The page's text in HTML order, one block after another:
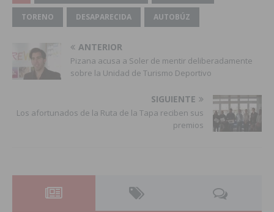
TORENO DESAPARECIDA AUTOBÚZ
ANTERIOR
Pizana acusa a Soler de mentir deliberadamente
sobre la Unidad de Turismo Deportivo
SIGUIENTE
Los afortunados de la Ruta de la Tapa reciben sus
premios